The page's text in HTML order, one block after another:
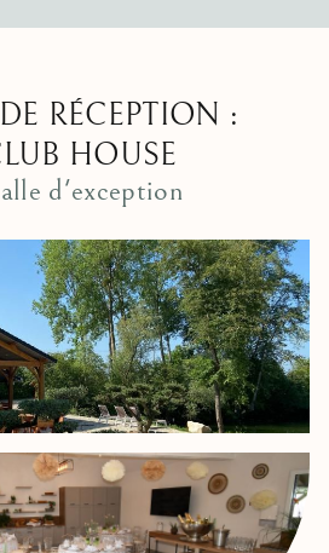
RÉCEPTION :
HOUSE
d'exception